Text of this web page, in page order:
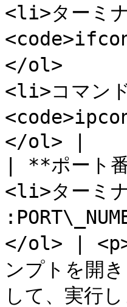
<li>ターミ
</ol>
<li>コマン
</ol> |
| **ポート
<li>ターミ
</ol> | <p>
ンプトを
して、実